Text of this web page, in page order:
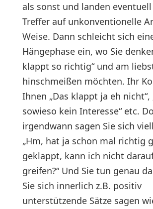
als sonst und landen
Treffer auf unkonventionelle
Weise. Dann schleicht sich
Hängephase ein, wo Sie
klappt so richtig“ und am
hinschmeißen möchten. Ihr
Ihnen „Das klappt ja eh nicht“,
sowieso kein Interesse“ etc.
irgendwann sagen Sie sich
„Hm, hat ja schon mal richtig
geklappt, kann ich nicht
greifen?“ Und Sie tun genau
Sie sich innerlich z.B. positiv
unterstützende Sätze sagen